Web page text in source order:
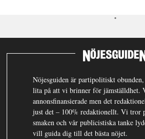
Nöjesguiden är partipolitiskt
lita på att vi brinner för jämställdhet.
annonsfinansierade men det
just det – 100% redaktionellt. Vi tror
smaken och vår publicistiska tanke
vill guida dig till det bästa nöjet.